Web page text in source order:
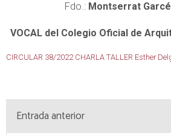
Fdo.: Montserrat
VOCAL del Colegio Oficial de
CIRCULAR 38/2022 CHARLA TALLER Esther
Entrada anterior